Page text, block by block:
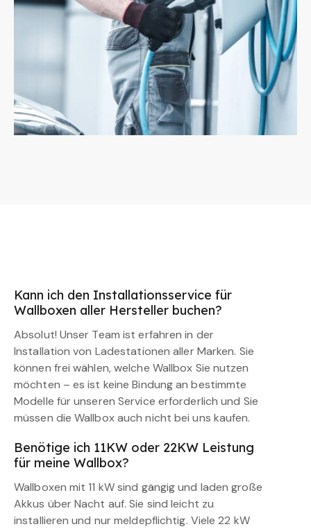
Kann ich den Installationsservice für
Wallboxen aller Hersteller buchen?
Absolut! Unser Team ist erfahren in der
Installation von Ladestationen aller Marken. Sie
können frei wählen, welche Wallbox Sie nutzen
möchten – es ist keine Bindung an bestimmte
Modelle für unseren Service erforderlich und Sie
müssen die Wallbox auch nicht bei uns kaufen.
Benötige ich 11KW oder 22KW Leistung
für meine Wallbox?
Wallboxen mit 11 kW sind gängig und laden große
Akkus über Nacht auf. Sie sind leicht zu
installieren und nur meldepflichtig. Viele 22 kW